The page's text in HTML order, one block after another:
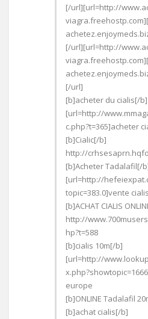
[/url][url=http://
[/url][url=http://
[/url]
[b]acheter du cialis[/b]
[url=http://
c.php?t=365]acheter
[b]Cialic[/b]
http://
[b]Acheter Tadalafil[/
[url=http://
topic=383.0]vente
[b]ACHAT CIALIS
http://
hp?t=588
[b]cialis 10m[/b]
[url=http://
europe
[b]ONLINE Tadalafil
[b]achat cialis[/b]